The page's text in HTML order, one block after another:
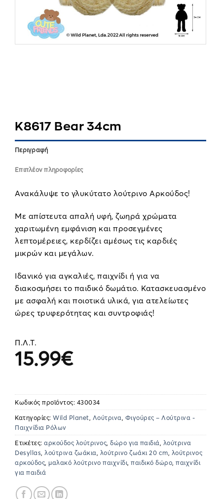
K8617 Bear 34cm
Περιγραφή
Επιπλέον πληροφορίες
Ανακάλυψε το γλυκύτατο λούτρινο Αρκούδος!
Με απίστευτα απαλή υφή, ζωηρά χρώματα
χαριτωμένη εμφάνιση και προσεγμένες
λεπτομέρειες, κερδίζει αμέσως τις καρδιές
μικρών και μεγάλων.
Ιδανικό για αγκαλιές, παιχνίδι ή για να
διακοσμήσει το παιδικό δωμάτιο. Κατασκευασμένο
με ασφαλή και ποιοτικά υλικά, για ατελείωτες
ώρες τρυφερότητας και συντροφιάς!
Π.Λ.Τ.
15.99€
Κωδικός προϊόντος: 430034
Κατηγορίες: Wild Planet, Λούτρινα, Φιγούρες – Λούτρινα -
Παιχνίδια Ρόλων
Ετικέτες: αρκούδος λούτρινος, δώρο για παιδιά, λούτρινα
Desyllas, λούτρινα ζωάκια, λούτρινο ζωάκι 20 cm, λούτρινος
αρκούδος, μαλακό λούτρινο παιχνίδι, παιδικό δώρο, παιχνίδι
για παιδιά